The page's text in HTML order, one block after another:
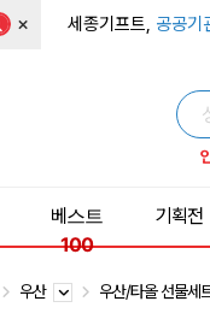
× 세종기프트, 공공기
베스트
100
기획전
우산 우산/타올 선물세